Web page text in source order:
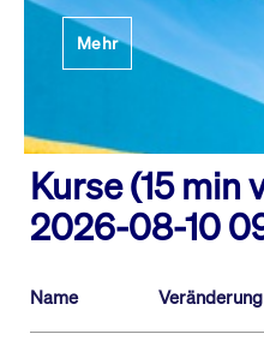
Mehr
Kurse (15 min
2026-08-10
Name Veränderung